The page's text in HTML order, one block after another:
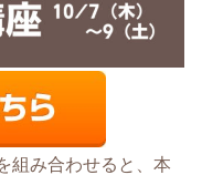
組み合わせると、本